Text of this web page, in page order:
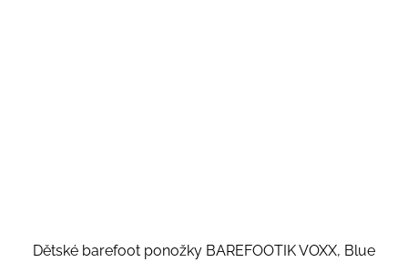
Dětské barefoot ponožky BAREFOOTIK VOXX, Blue